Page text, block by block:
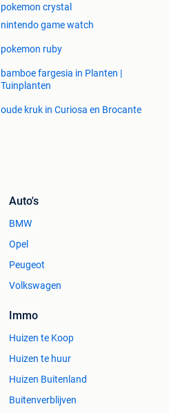
pokemon crystal
nintendo game watch
pokemon ruby
bamboe fargesia in Planten |
Tuinplanten
oude kruk in Curiosa en Brocante
Auto's
BMW
Opel
Peugeot
Volkswagen
Immo
Huizen te Koop
Huizen te huur
Huizen Buitenland
Buitenverblijven